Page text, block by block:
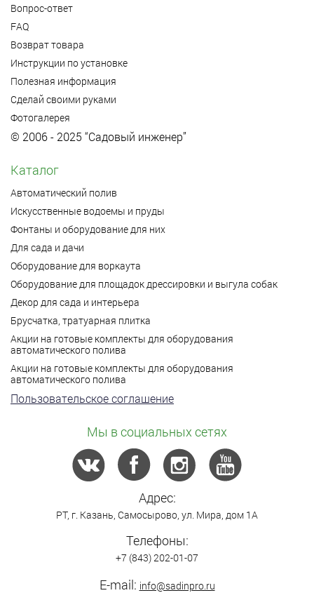
Вопрос-ответ
FAQ
Возврат товара
Инструкции по установке
Полезная информация
Сделай своими руками
Фотогалерея
© 2006 - 2025 “Садовый инженер”
Каталог
Автоматический полив
Искусственные водоемы и пруды
Фонтаны и оборудование для них
Для сада и дачи
Оборудование для воркаута
Оборудование для площадок дрессировки и выгула собак
Декор для сада и интерьера
Брусчатка, тратуарная плитка
Акции на готовые комплекты для оборудования
автоматического полива
Акции на готовые комплекты для оборудования
автоматического полива
Пользовательское соглашение
Мы в социальных сетях
Адрес:
РТ, г. Казань Самосырово ул. Мира, дом 1А
Телефоны:
+7 (843) 202-01-07
E-mail: info@sadinpro.ru